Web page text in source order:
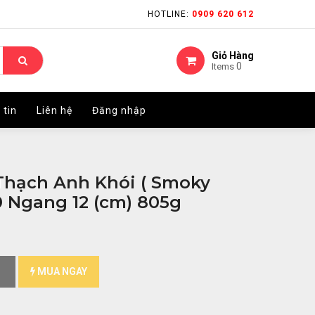
HOTLINE: 0909 620 612
Giỏ Hàng
Items 0
tin Liên hệ Đăng nhập
HOTLINE: 0909 620 612
Giỏ Hàng
Items 0
tin Liên hệ Đăng nhập
Anh Khói ( Smoky
Ngang 12 (cm) 805g
MUA NGAY